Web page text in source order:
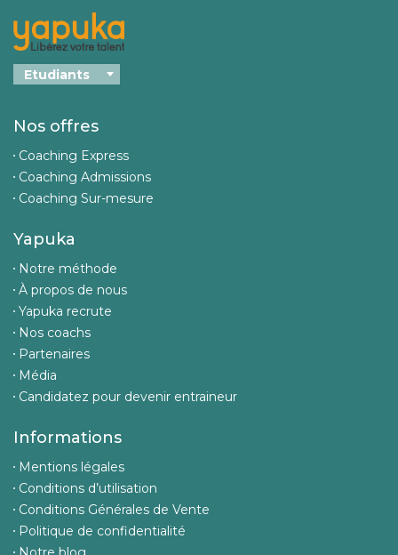
Nos offres
Coaching Express
Coaching Admissions
Coaching Sur-mesure
Yapuka
Notre méthode
À propos de nous
Yapuka recrute
Nos coachs
Partenaires
Média
Candidatez pour devenir entraineur
Informations
Mentions légales
Conditions d’utilisation
Conditions Générales de Vente
Politique de confidentialité